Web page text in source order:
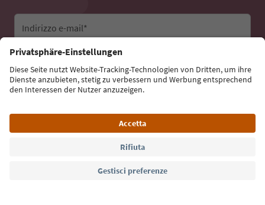
Indirizzo e-mail*
Iscriviti alla newsletter